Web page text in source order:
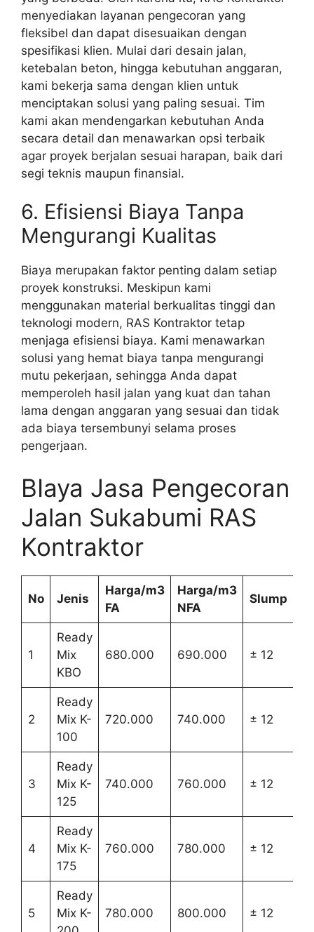
menyediakan layanan pengecoran yang
fleksibel dan dapat disesuaikan dengan
spesifikasi klien. Mulai dari desain jalan,
ketebalan beton, hingga kebutuhan anggaran,
kami bekerja sama dengan klien untuk
menciptakan solusi yang paling sesuai. Tim
kami akan mendengarkan kebutuhan Anda
secara detail dan menawarkan opsi terbaik
agar proyek berjalan sesuai harapan, baik dari
segi teknis maupun finansial.
6. Efisiensi Biaya Tanpa
Mengurangi Kualitas
Biaya merupakan faktor penting dalam setiap
proyek konstruksi. Meskipun kami
menggunakan material berkualitas tinggi dan
teknologi modern, RAS Kontraktor tetap
menjaga efisiensi biaya. Kami menawarkan
solusi yang hemat biaya tanpa mengurangi
mutu pekerjaan, sehingga Anda dapat
memperoleh hasil jalan yang kuat dan tahan
lama dengan anggaran yang sesuai dan tidak
ada biaya tersembunyi selama proses
pengerjaan.
BIaya Jasa Pengecoran
Jalan Sukabumi RAS
Kontraktor
No Jenis
Harga/m3
FA
Harga/m3
NFA
Slump
1
Ready
Mix
KBO
680.000 690.000 ± 12
2
Ready
Mix K-
100
720.000 740.000 ± 12
3
Ready
Mix K-
125
740.000 760.000 ± 12
4
Ready
Mix K-
175
760.000 780.000 ± 12
5
Ready
Mix K-
780.000 800.000 ± 12